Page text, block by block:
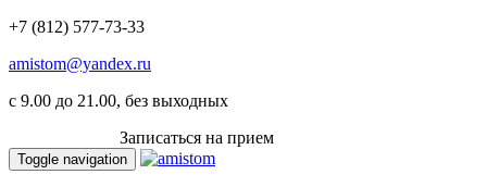
+7 (812) 577-73-33
amistom@yandex.ru
c 9.00 до 21.00, без выходных
Записаться на прием
Toggle navigation